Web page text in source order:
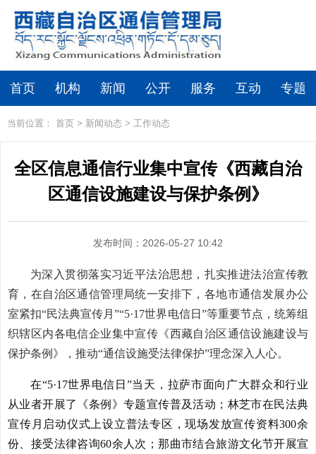
首页 机构 新闻 公开 服务 互动 专题
当前位置： 首页 > 新闻动态 > 工作动态
全区信息通信行业集中宣传《西藏自治
区通信设施建设与保护条例》
发布时间：2026-05-27 10:42
为深入贯彻落实习近平法治思想，扎实推进法治宣传教
育，在自治区通信管理局统一安排下，各地市通信发展办公
室紧扣“民法典宣传月”“5·17世界电信日”等重要节点，统筹组
织辖区内各电信企业集中宣传 《西藏自治区通信设施建设与
保护条例》，推动“通信设施受法律保护”理念深入人心。
在“5·17世界电信日”当天，拉萨市面向广大群众和行业
从业者开展了《条例》专题宣传普及活动；林芝市在民法典
宣传月启动仪式上设立普法专区，现场发放宣传资料300余
份、接受法律咨询60余人次；那曲市结合旅游文化节开展宣